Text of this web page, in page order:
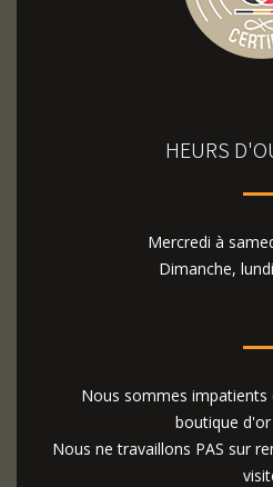
HEURS
Mercredi à
Dimanche,
Nous sommes impatients
boutique
Nous ne travaillons PAS sur